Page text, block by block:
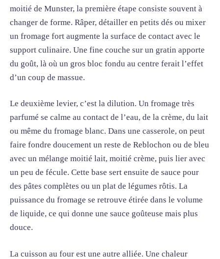
moitié de Munster, la première étape consiste souvent à
changer de forme. Râper, détailler en petits dés ou mixer
un fromage fort augmente la surface de contact avec le
support culinaire. Une fine couche sur un gratin apporte
du goût, là où un gros bloc fondu au centre ferait l’effet
d’un coup de massue.
Le deuxième levier, c’est la dilution. Un fromage très
parfumé se calme au contact de l’eau, de la crème, du lait
ou même du fromage blanc. Dans une casserole, on peut
faire fondre doucement un reste de Reblochon ou de bleu
avec un mélange moitié lait, moitié crème, puis lier avec
un peu de fécule. Cette base sert ensuite de sauce pour
des pâtes complètes ou un plat de légumes rôtis. La
puissance du fromage se retrouve étirée dans le volume
de liquide, ce qui donne une sauce goûteuse mais plus
douce.
La cuisson au four est une autre alliée. Une chaleur